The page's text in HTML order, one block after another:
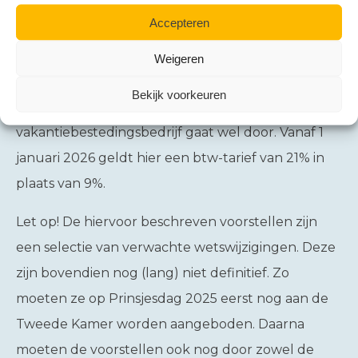
Accepteren
Weigeren
Bekijk voorkeuren
wordt teruggedraaid. Het btw-tarief blijft dan
vanaf 1 januari 2026 9%.
het kader van hotel-, pension- en
vakantiebestedingsbedrijf gaat wel door. Vanaf 1
januari 2026 geldt hier een btw-tarief van 21% in
plaats van 9%.
Let op! De hiervoor beschreven voorstellen zijn
een selectie van verwachte wetswijzigingen. Deze
zijn bovendien nog (lang) niet definitief. Zo
moeten ze op Prinsjesdag 2025 eerst nog aan de
Tweede Kamer worden aangeboden. Daarna
moeten de voorstellen ook nog door zowel de